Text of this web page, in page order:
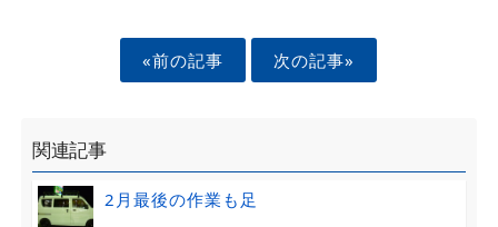
«前の記事 次の記事»
関連記事
2月最後の作業も足